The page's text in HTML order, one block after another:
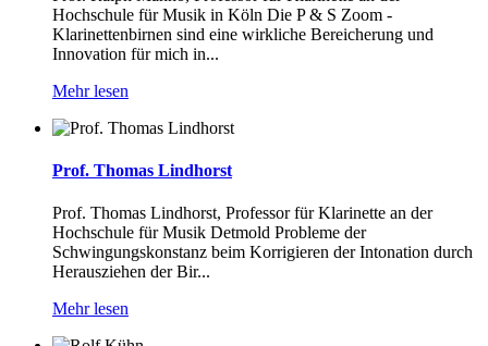
Hochschule für Musik in Köln Die P & S Zoom -
Klarinettenbirnen sind eine wirkliche Bereicherung und
Innovation für mich in...
Mehr lesen
Prof. Thomas Lindhorst
Prof. Thomas Lindhorst, Professor für Klarinette an der
Hochschule für Musik Detmold Probleme der
Schwingungskonstanz beim Korrigieren der Intonation durch
Herausziehen der Bir...
Mehr lesen